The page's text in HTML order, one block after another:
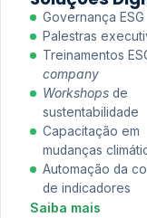
Governança ESG
Palestras
Treinamentos
company
Workshops de
sustentabilidade
Capacitação em
mudanças
Automação da
de indicadores
Saiba mais